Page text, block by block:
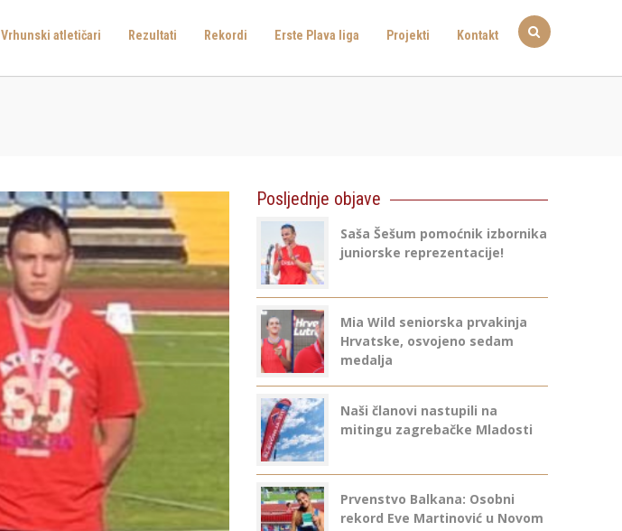
Vrhunski atletičari Rezultati Rekordi Erste Plava liga Projekti Kontakt
Posljednje objave
Saša Šešum pomoćnik izbornika
juniorske reprezentacije!
Mia Wild seniorska prvakinja
Hrvatske, osvojeno sedam
medalja
Naši članovi nastupili na
mitingu zagrebačke Mladosti
Prvenstvo Balkana: Osobni
rekord Eve Martinović u Novom